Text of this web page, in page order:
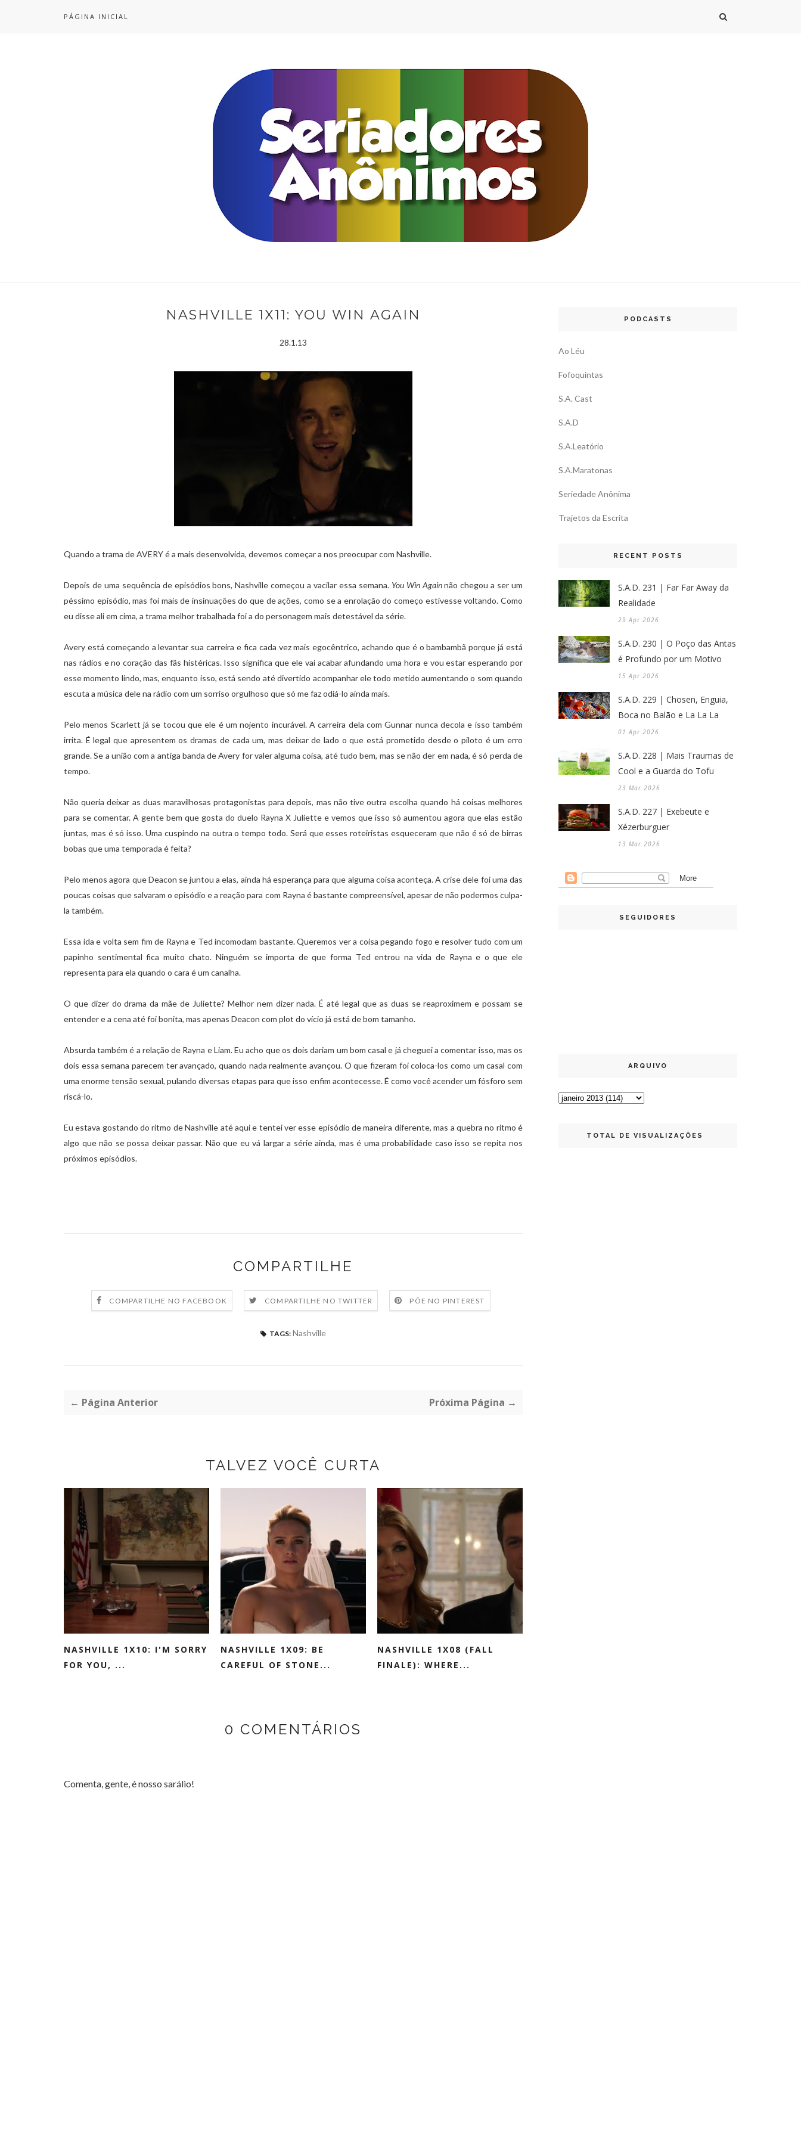
PÁGINA INICIAL
NASHVILLE 1X11: YOU WIN AGAIN
28.1.13
Quando a trama de AVERY é a mais desenvolvida, devemos começar a nos preocupar com Nashville.
Depois de uma sequência de episódios bons, Nashville começou a vacilar essa semana. You Win Againnão chegou a ser um
péssimo episódio, mas foi mais de insinuações do que de ações, como se a enrolação do começo estivesse voltando. Como
eu disse ali em cima, a trama melhor trabalhada foi a do personagem mais detestável da série.
Avery está começando a levantar sua carreira e fica cada vez mais egocêntrico, achando que é o bambambã porque já está
nas rádios e no coração das fãs histéricas. Isso significa que ele vai acabar afundando uma hora e vou estar esperando por
esse momento lindo, mas, enquanto isso, está sendo até divertido acompanhar ele todo metido aumentando o som quando
escuta a música dele na rádio com um sorriso orgulhoso que só me faz odiá-lo ainda mais.
Pelo menos Scarlett já se tocou que ele é um nojento incurável. A carreira dela com Gunnar nunca decola e isso também
irrita. É legal que apresentem os dramas de cada um, mas deixar de lado o que está prometido desde o piloto é um erro
grande. Se a união com a antiga banda de Avery for valer alguma coisa, até tudo bem, mas se não der em nada, é só perda de
tempo.
Não queria deixar as duas maravilhosas protagonistas para depois, mas não tive outra escolha quando há coisas melhores
para se comentar. A gente bem que gosta do duelo Rayna X Juliette e vemos que isso só aumentou agora que elas estão
juntas, mas é só isso. Uma cuspindo na outra o tempo todo. Será que esses roteiristas esqueceram que não é só de birras
bobas que uma temporada é feita?
Pelo menos agora que Deacon se juntou a elas, ainda há esperança para que alguma coisa aconteça. A crise dele foi uma das
poucas coisas que salvaram o episódio e a reação para com Rayna é bastante compreensível, apesar de não podermos culpa-
la também.
Essa ida e volta sem fim de Rayna e Ted incomodam bastante. Queremos ver a coisa pegando fogo e resolver tudo com um
papinho sentimental fica muito chato. Ninguém se importa de que forma Ted entrou na vida de Rayna e o que ele
representa para ela quando o cara é um canalha.
O que dizer do drama da mãe de Juliette? Melhor nem dizer nada. É até legal que as duas se reaproximem e possam se
entender e a cena até foi bonita, mas apenas Deacon com plot do vício já está de bom tamanho.
Absurda também é a relação de Rayna e Liam. Eu acho que os dois dariam um bom casal e já cheguei a comentar isso, mas os
dois essa semana parecem ter avançado, quando nada realmente avançou. O que fizeram foi coloca-los como um casal com
uma enorme tensão sexual, pulando diversas etapas para que isso enfim acontecesse. É como você acender um fósforo sem
riscá-lo.
Eu estava gostando do ritmo de Nashville até aqui e tentei ver esse episódio de maneira diferente, mas a quebra no ritmo é
algo que não se possa deixar passar. Não que eu vá largar a série ainda, mas é uma probabilidade caso isso se repita nos
próximos episódios.
COMPARTILHE
COMPARTILHE NO FACEBOOK COMPARTILHE NO TWITTER PÕE NO PINTEREST
TAGS: Nashville
← Página Anterior Próxima Página →
TALVEZ VOCÊ CURTA
NASHVILLE 1X10: I'M SORRY
FOR YOU, ...
NASHVILLE 1X09: BE
CAREFUL OF STONE...
NASHVILLE 1X08 (FALL
FINALE): WHERE...
0 COMENTÁRIOS
Comenta, gente, é nosso sarálio!
PODCASTS
Ao Léu
Fofoquintas
S.A. Cast
S.A.D
S.A.Leatório
S.A.Maratonas
Seriedade Anônima
Trajetos da Escrita
RECENT POSTS
S.A.D. 231 | Far Far Away da
Realidade
29 Apr 2026
S.A.D. 230 | O Poço das Antas
é Profundo por um Motivo
15 Apr 2026
S.A.D. 229 | Chosen, Enguia,
Boca no Balão e La La La
01 Apr 2026
S.A.D. 228 | Mais Traumas de
Cool e a Guarda do Tofu
23 Mar 2026
S.A.D. 227 | Exebeute e
Xézerburguer
13 Mar 2026
SEGUIDORES
ARQUIVO
TOTAL DE VISUALIZAÇÕES